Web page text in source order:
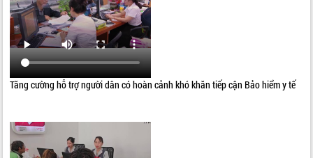
Tăng cường hỗ trợ người dân có hoàn cảnh khó khăn tiếp cận Bảo hiểm y tế